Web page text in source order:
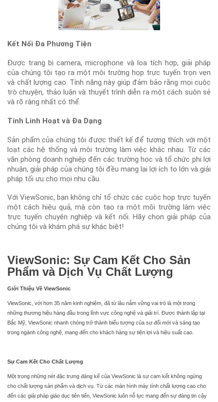
Kết Nối Đa Phương Tiện
Được trang bị camera, microphone và loa tích hợp, giải pháp
của chúng tôi tạo ra một môi trường họp trực tuyến trọn vẹn
và chất lượng cao. Tính năng này giúp đảm bảo rằng mọi cuộc
trò chuyện, thảo luận và thuyết trình diễn ra một cách suôn sẻ
và rõ ràng nhất có thể.
Tính Linh Hoạt và Đa Dạng
Sản phẩm của chúng tôi được thiết kế để tương thích với một
loạt các hệ thống và môi trường làm việc khác nhau. Từ các
văn phòng doanh nghiệp đến các trường học và tổ chức phi lợi
nhuận, giải pháp của chúng tôi đều mang lại lợi ích to lớn và giải
pháp tối ưu cho mọi nhu cầu.
Với ViewSonic, bạn không chỉ tổ chức các cuộc họp trực tuyến
một cách hiệu quả, mà còn tạo ra một môi trường làm việc
trực tuyến chuyên nghiệp và kết nối. Hãy chọn giải pháp của
chúng tôi và khám phá sự khác biệt!
ViewSonic: Sự Cam Kết Cho Sản
Phẩm và Dịch Vụ Chất Lượng
Giới Thiệu Về ViewSonic
ViewSonic, với hơn 35 năm kinh nghiệm, đã từ lâu nắm vững vai trò là một trong
những thương hiệu hàng đầu trong lĩnh vực công nghệ và giải trí. Được thành lập tại
Bắc Mỹ, ViewSonic nhanh chóng trở thành biểu tượng của sự đổi mới và sáng tạo
trong ngành công nghệ, mang đến cho khách hàng sự tiện lợi và hiệu suất cao.
Sự Cam Kết Cho Chất Lượng
Một trong những nét đặc trưng đáng kể của ViewSonic là sự cam kết không ngừng
cho chất lượng sản phẩm và dịch vụ. Từ các màn hình máy tính chất lượng cao cho
đến các giải pháp giáo dục tiên tiến, ViewSonic luôn nỗ lực mang đến sự đáng tin cậy